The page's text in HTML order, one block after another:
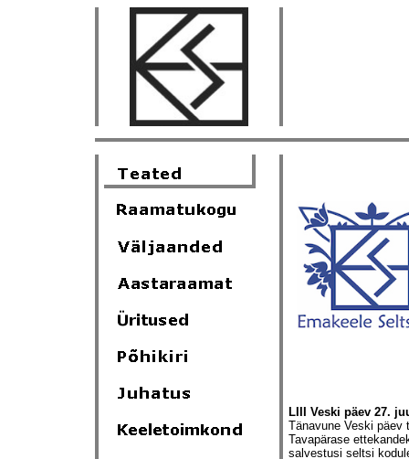
LIII Veski päev 27.
Tänavune Veski päev
Tavapärase
salvestusi seltsi